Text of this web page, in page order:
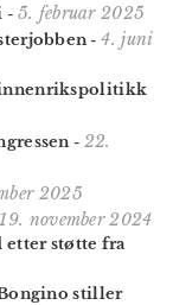
- 5. februar 2025
-4. juni
innenriks­politikk
- 22.
2025
19. november 2024
etter støtte fra
stiller